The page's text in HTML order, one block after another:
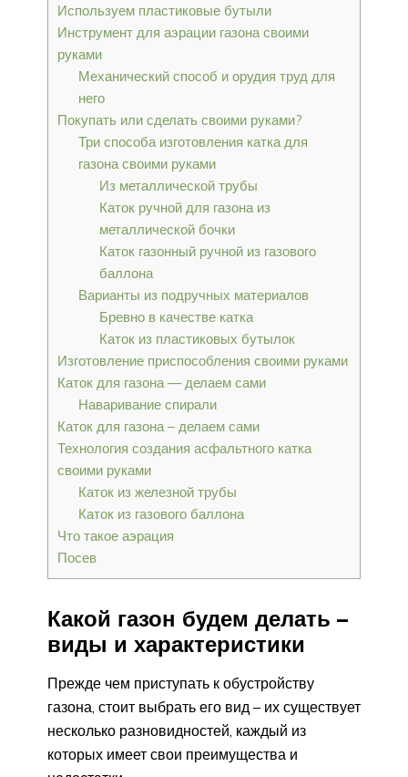
Используем пластиковые бутыли
Инструмент для аэрации газона своими
руками
Механический способ и орудия труд для
него
Покупать или сделать своими руками?
Три способа изготовления катка для
газона своими руками
Из металлической трубы
Каток ручной для газона из
металлической бочки
Каток газонный ручной из газового
баллона
Варианты из подручных материалов
Бревно в качестве катка
Каток из пластиковых бутылок
Изготовление приспособления своими руками
Каток для газона — делаем сами
Наваривание спирали
Каток для газона – делаем сами
Технология создания асфальтного катка
своими руками
Каток из железной трубы
Каток из газового баллона
Что такое аэрация
Посев
Какой газон будем делать –
виды и характеристики
Прежде чем приступать к обустройству
газона, стоит выбрать его вид – их существует
несколько разновидностей, каждый из
которых имеет свои преимущества и